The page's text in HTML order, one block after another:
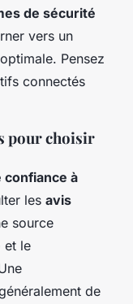
de sécurité
vers un
Pensez
connectés
pour choisir
à
les avis
source
et le
de